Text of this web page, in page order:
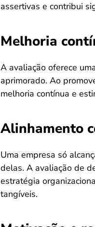
assertivas e contribui
Melhoria
A avaliação oferece
aprimorado. Ao
melhoria contínua e
Alinhamento
Uma empresa só
delas. A avaliação de
estratégia
tangíveis.